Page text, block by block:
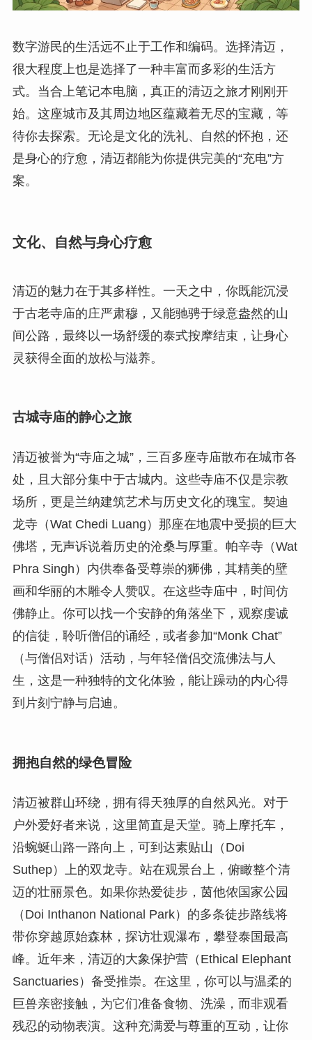
数字游民的生活远不止于工作和编码。选择清迈，
很大程度上也是选择了一种丰富而多彩的生活方
式。当合上笔记本电脑，真正的清迈之旅才刚刚开
始。这座城市及其周边地区蕴藏着无尽的宝藏，等
待你去探索。无论是文化的洗礼、自然的怀抱，还
是身心的疗愈，清迈都能为你提供完美的“充电”方
案。
文化、自然与身心疗愈
清迈的魅力在于其多样性。一天之中，你既能沉浸
于古老寺庙的庄严肃穆，又能驰骋于绿意盎然的山
间公路，最终以一场舒缓的泰式按摩结束，让身心
灵获得全面的放松与滋养。
古城寺庙的静心之旅
清迈被誉为“寺庙之城”，三百多座寺庙散布在城市各
处，且大部分集中于古城内。这些寺庙不仅是宗教
场所，更是兰纳建筑艺术与历史文化的瑰宝。契迪
龙寺（Wat Chedi Luang）那座在地震中受损的巨大
佛塔，无声诉说着历史的沧桑与厚重。帕辛寺（Wat
Phra Singh）内供奉备受尊崇的狮佛，其精美的壁
画和华丽的木雕令人赞叹。在这些寺庙中，时间仿
佛静止。你可以找一个安静的角落坐下，观察虔诚
的信徒，聆听僧侣的诵经，或者参加“Monk Chat”
（与僧侣对话）活动，与年轻僧侣交流佛法与人
生，这是一种独特的文化体验，能让躁动的内心得
到片刻宁静与启迪。
拥抱自然的绿色冒险
清迈被群山环绕，拥有得天独厚的自然风光。对于
户外爱好者来说，这里简直是天堂。骑上摩托车，
沿蜿蜒山路一路向上，可到达素贴山（Doi
Suthep）上的双龙寺。站在观景台上，俯瞰整个清
迈的壮丽景色。如果你热爱徒步，茵他侬国家公园
（Doi Inthanon National Park）的多条徒步路线将
带你穿越原始森林，探访壮观瀑布，攀登泰国最高
峰。近年来，清迈的大象保护营（Ethical Elephant
Sanctuaries）备受推崇。在这里，你可以与温柔的
巨兽亲密接触，为它们准备食物、洗澡，而非观看
残忍的动物表演。这种充满爱与尊重的互动，让你